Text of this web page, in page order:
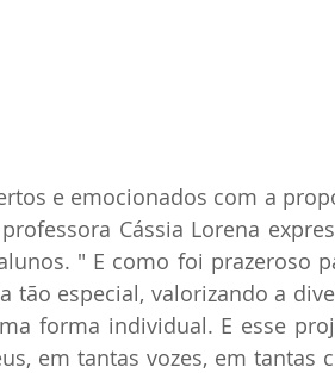
e emocionados com a
Cássia Lorena
" E como foi prazeroso
tão especial, valorizando a
forma individual. E esse
em tantas vozes, em tantas